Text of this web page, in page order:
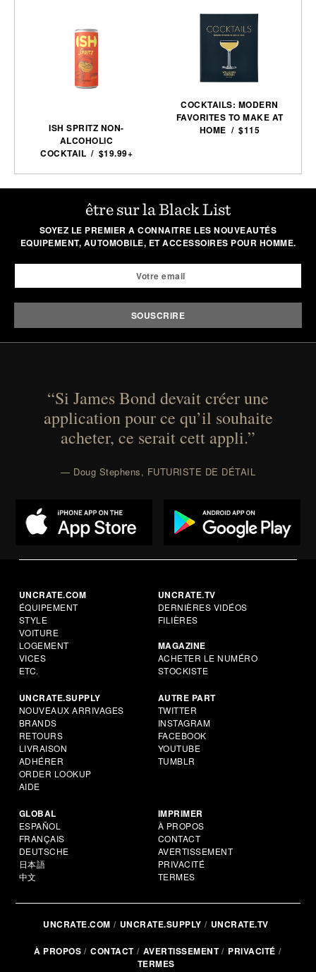
ISH SPRITZ NON-
ALCOHOLIC
COCKTAIL / $19.99+
COCKTAILS: MODERN
FAVORITES TO MAKE AT
HOME / $115
être sur la Black List
SOYEZ LE PREMIER A CONNAITRE LES NOUVEAUTÉS
EQUIPEMENT, AUTOMOBILE, ET ACCESSOIRES POUR HOMME.
“Si James Bond devait créer une
application pour ce qu’il souhaite
acheter, ce serait cett appli.”
— Doug Stephens, FUTURISTE DE DÉTAIL
UNCRATE.COM
ÉQUIPEMENT
STYLE
VOITURE
LOGEMENT
VICES
ETC.
UNCRATE.TV
DERNIÈRES VIDÉOS
FILIÈRES
MAGAZINE
ACHETER LE NUMÉRO
STOCKISTE
UNCRATE.SUPPLY
NOUVEAUX ARRIVAGES
BRANDS
RETOURS
LIVRAISON
ADHÉRER
ORDER LOOKUP
AIDE
AUTRE PART
TWITTER
INSTAGRAM
FACEBOOK
YOUTUBE
TUMBLR
GLOBAL
ESPAÑOL
FRANÇAIS
DEUTSCHE
日本語
中文
IMPRIMER
À PROPOS
CONTACT
AVERTISSEMENT
PRIVACITÉ
TERMES
UNCRATE.COM UNCRATE.SUPPLY UNCRATE.TV
À PROPOS CONTACT AVERTISSEMENT
PRIVACITÉ
TERMES